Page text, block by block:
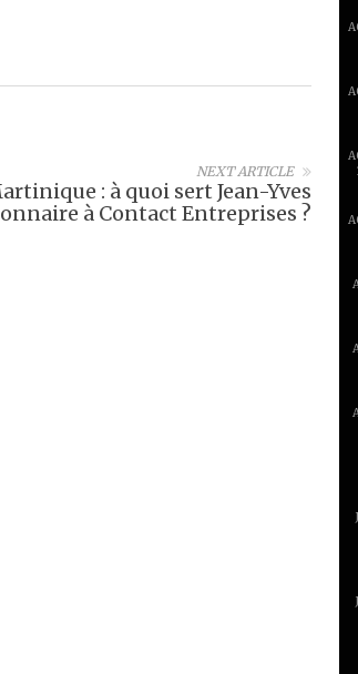
NEXT ARTICLE
: à quoi sert Jean-Yves
à Contact Entreprises ?